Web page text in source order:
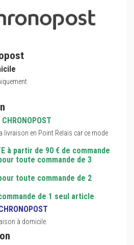
livraison en Point Relais car ce mode
à partir de 90 € de commande
toute commande de 3
toute commande de 2
de 1 seul article
à domicile.